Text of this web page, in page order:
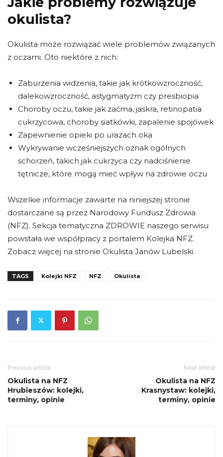
okulista?
Okulista może rozwiązać wiele problemów związanych
z oczami. Oto niektóre z nich:
Zaburzenia widzenia, takie jak krótkowzroczność,
dalekowzroczność, astygmatyzm czy presbiopia
Choroby oczu, takie jak zaćma, jaskra, retinopatia
cukrzycowa, choroby siatkówki, zapalenie spojówek
Zapewnienie opieki po urazach oka
Wykrywanie wcześniejszych oznak ogólnych
schorzeń, takich jak cukrzyca czy nadciśnienie
tętnicze, które mogą mieć wpływ na zdrowie oczu
Wszelkie informacje zawarte na niniejszej stronie
dostarczane są przez Narodowy Fundusz Zdrowia
(NFZ). Sekcja tematyczna ZDROWIE naszego serwisu
powstała we współpracy z portalem Kolejka NFZ.
Zobacz więcej na stronie Okulista Janów Lubelski.
TAGS Kolejki NFZ NFZ Okulista
Previous article
Okulista na NFZ
Hrubieszów: kolejki,
terminy, opinie
Next article
Okulista na NFZ
Krasnystaw: kolejki,
terminy, opinie